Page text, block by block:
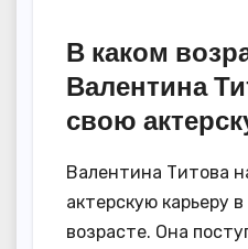
В каком
Валентина
свою
Валентина Титова
актерскую карьеру
возрасте. Она